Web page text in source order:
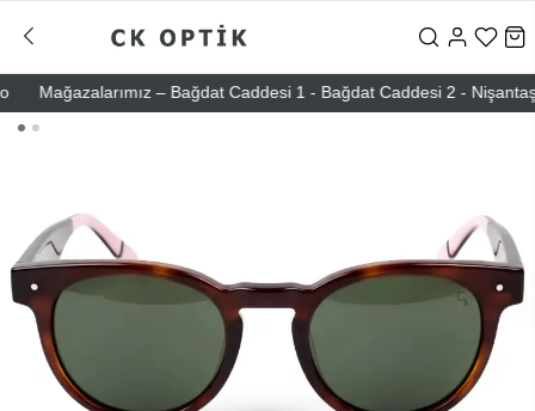
Mağazalarımız – Bağdat Caddesi 1 - Bağdat Caddesi 2 - Nişantaşı